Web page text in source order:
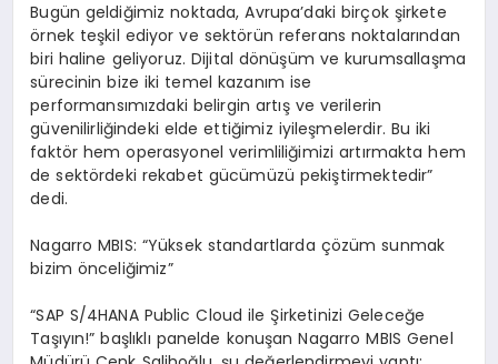
Bugün geldiğimiz noktada, Avrupa’daki birçok şirkete
örnek teşkil ediyor ve sektörün referans noktalarından
biri haline geliyoruz. Dijital dönüşüm ve kurumsallaşma
sürecinin bize iki temel kazanım ise
performansımızdaki belirgin artış ve verilerin
güvenilirliğindeki elde ettiğimiz iyileşmelerdir. Bu iki
faktör hem operasyonel verimliliğimizi artırmakta hem
de sektördeki rekabet gücümüzü pekiştirmektedir”
dedi.
Nagarro MBIS: “Yüksek standartlarda çözüm sunmak
bizim önceliğimiz”
“SAP S/4HANA Public Cloud ile Şirketinizi Geleceğe
Taşıyın!” başlıklı panelde konuşan Nagarro MBIS Genel